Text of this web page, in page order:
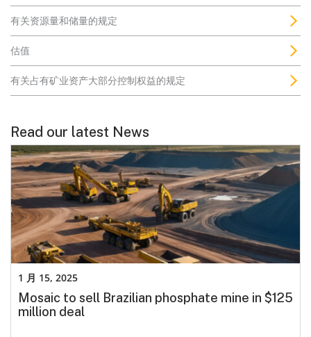
有关资源量和储量的规定
估值
有关占有矿业资产大部分控制权益的规定
Read our latest News
Mosaic to sell Brazilian phosphate mine in $125
million deal
1 月 15, 2025